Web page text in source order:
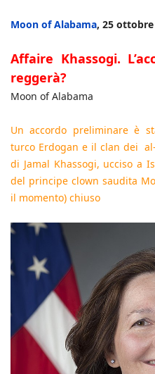
Moon of Alabama, 25
Affaire Khassogi.
reggerà?
Moon of Alabama
Un accordo preliminare è
turco Erdogan e il clan dei
di Jamal Khassogi, ucciso a
del principe clown saudita
il momento) chiuso